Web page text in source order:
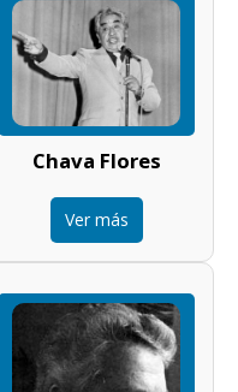
Chava Flores
Ver más